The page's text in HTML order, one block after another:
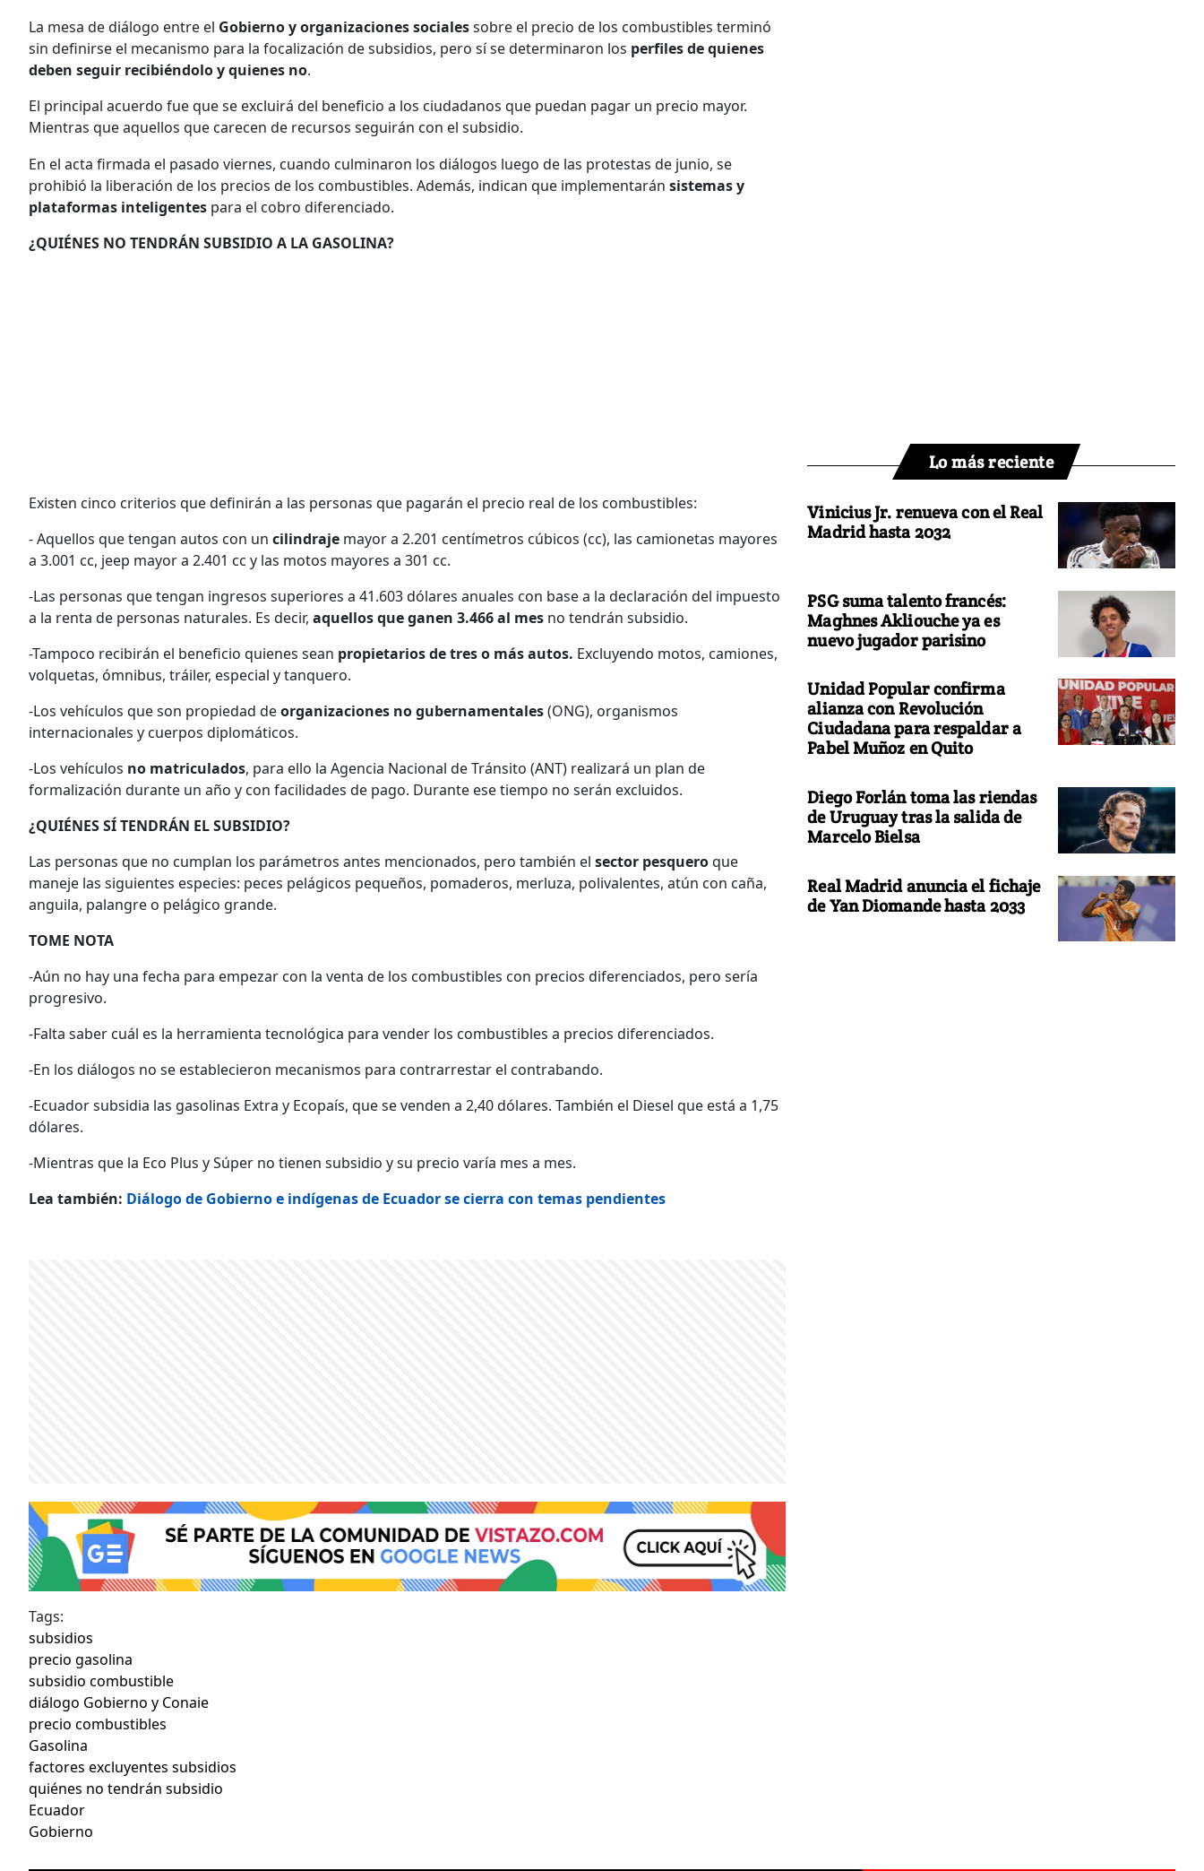
La mesa de diálogo entre el Gobierno y organizaciones socialessobre el precio de los combustibles terminó
sin definirse el mecanismo para la focalización de subsidios, pero sí se determinaron los perfiles de quienes
deben seguir recibiéndolo y quienes no.
El principal acuerdo fue que se excluirá del beneficio a los ciudadanos que puedan pagar un precio mayor.
Mientras que aquellos que carecen de recursos seguirán con el subsidio.
En el acta firmada el pasado viernes, cuando culminaron los diálogos luego de las protestas de junio, se
prohibió la liberación de los precios de los combustibles. Además, indican que implementarán sistemas y
plataformas inteligentes para el cobro diferenciado.
¿QUIÉNES NO TENDRÁN SUBSIDIO A LA GASOLINA?
Existen cinco criterios que definirán a las personas que pagarán el precio real de los combustibles:
- Aquellos que tengan autos con un cilindraje mayor a 2.201 centímetros cúbicos (cc), las camionetas mayores
a 3.001 cc, jeep mayor a 2.401 cc y las motos mayores a 301 cc.
-Las personas que tengan ingresos superiores a 41.603 dólares anuales con base a la declaración del impuesto
a la renta de personas naturales. Es decir, aquellosque ganen 3.466 al mes no tendrán subsidio.
-Tampoco recibirán el beneficio quienes sean propietarios de tres o más autos. Excluyendo motos, camiones,
volquetas, ómnibus, tráiler, especial y tanquero.
-Los vehículos que son propiedad deorganizaciones no gubernamentales(ONG), organismos
internacionales y cuerpos diplomáticos.
-Los vehículos no matriculados, para ello la Agencia Nacional de Tránsito (ANT) realizará un plan de
formalización durante un año y con facilidades de pago. Durante ese tiempo no serán excluidos.
¿QUIÉNES SÍ TENDRÁN EL SUBSIDIO?
Las personas que no cumplan los parámetros antes mencionados, pero también el sector pesqueroque
maneje las siguientes especies: peces pelágicos pequeños, pomaderos, merluza, polivalentes, atún con caña,
anguila, palangre o pelágico grande.
TOME NOTA
-Aún no hay una fecha para empezar con la venta de los combustibles con precios diferenciados, pero sería
progresivo.
-Falta saber cuál es la herramienta tecnológica para vender los combustibles a precios diferenciados.
-En los diálogos no se establecieron mecanismos para contrarrestar el contrabando.
-Ecuador subsidia las gasolinas Extra y Ecopaís, que se venden a 2,40 dólares. También el Diesel que está a 1,75
dólares.
-Mientras que la Eco Plus y Súper no tienen subsidio y su precio varía mes a mes.
Lea también: Diálogo de Gobierno e indígenas de Ecuador se cierra con temas pendientes
Tags:
subsidios
precio gasolina
subsidio combustible
diálogo Gobierno y Conaie
precio combustibles
Gasolina
factores excluyentes subsidios
quiénes no tendrán subsidio
Ecuador
Gobierno
Lo más reciente
Vinicius Jr. renueva con el Real
Madrid hasta 2032
PSG suma talento francés:
Maghnes Akliouche ya es
nuevo jugador parisino
Unidad Popular confirma
alianza con Revolución
Ciudadana para respaldar a
Pabel Muñoz en Quito
Diego Forlán toma las riendas
de Uruguay tras la salida de
Marcelo Bielsa
Real Madrid anuncia el fichaje
de Yan Diomande hasta 2033